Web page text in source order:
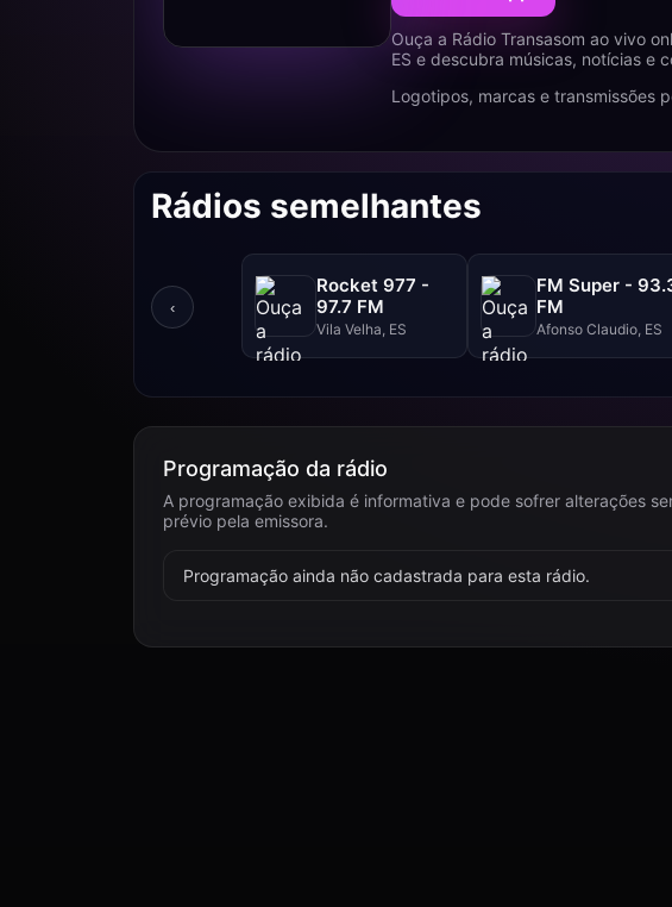
Ouça a Rádio Transasom ao vivo
ES e descubra músicas, notícias e
Logotipos, marcas e transmissões
Rádios semelhantes
‹
Rocket 977 -
97.7 FM
Vila Velha, ES
FM Super -
FM
Afonso Claudio, ES
Programação da rádio
A programação exibida é informativa e pode sofrer alterações
prévio pela emissora.
Programação ainda não cadastrada para esta rádio.